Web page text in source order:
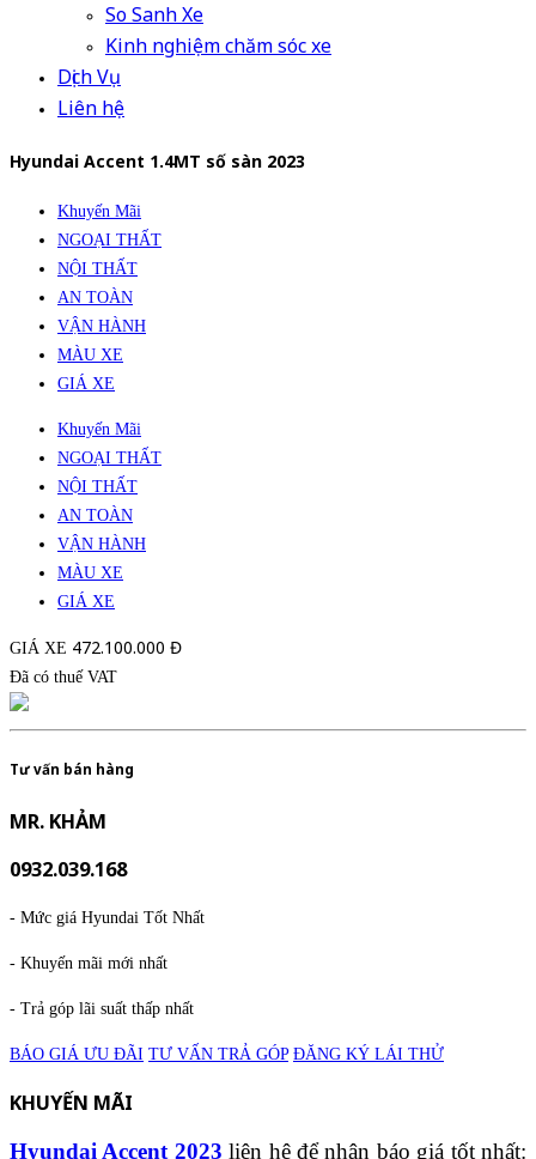
So Sanh Xe
Kinh nghiệm chăm sóc xe
Dịch Vụ
Liên hệ
Hyundai Accent 1.4MT số sàn 2023
Khuyến Mãi
NGOẠI THẤT
NỘI THẤT
AN TOÀN
VẬN HÀNH
MÀU XE
GIÁ XE
Khuyến Mãi
NGOẠI THẤT
NỘI THẤT
AN TOÀN
VẬN HÀNH
MÀU XE
GIÁ XE
GIÁ XE 472.100.000 Đ
Đã có thuế VAT
Tư vấn bán hàng
MR. KHẢM
0932.039.168
- Mức giá Hyundai Tốt Nhất
- Khuyến mãi mới nhất
- Trả góp lãi suất thấp nhất
BÁO GIÁ ƯU ĐÃI TƯ VẤN TRẢ GÓP ĐĂNG KÝ LÁI THỬ
KHUYẾN MÃI
Hyundai Accent 2023 liên hệ để nhận báo giá tốt nhất: